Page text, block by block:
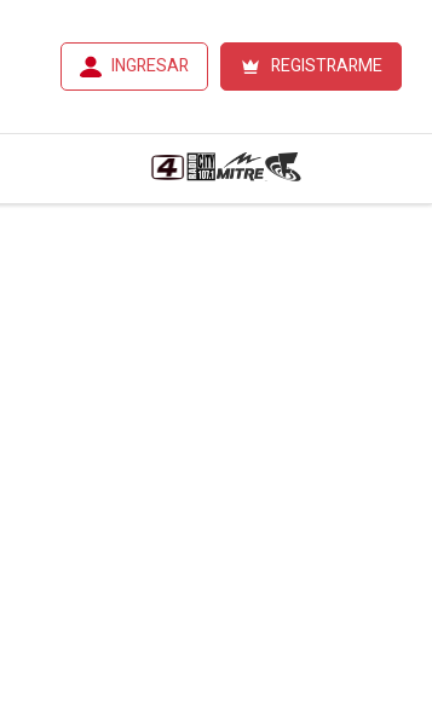
INGRESAR REGISTRARME